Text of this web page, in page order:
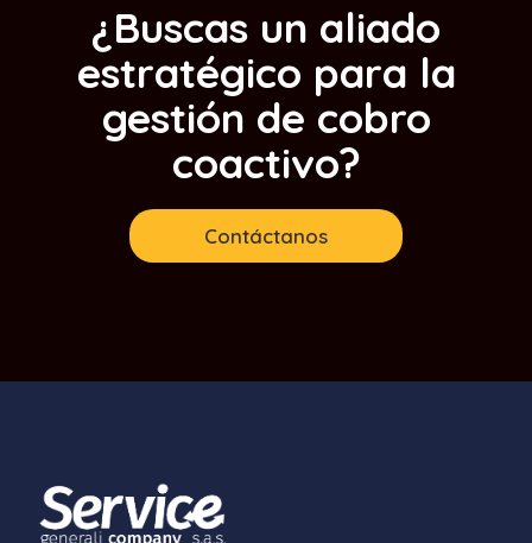
¿Buscas un aliado
estratégico para la
gestión de cobro
coactivo?
Contáctanos